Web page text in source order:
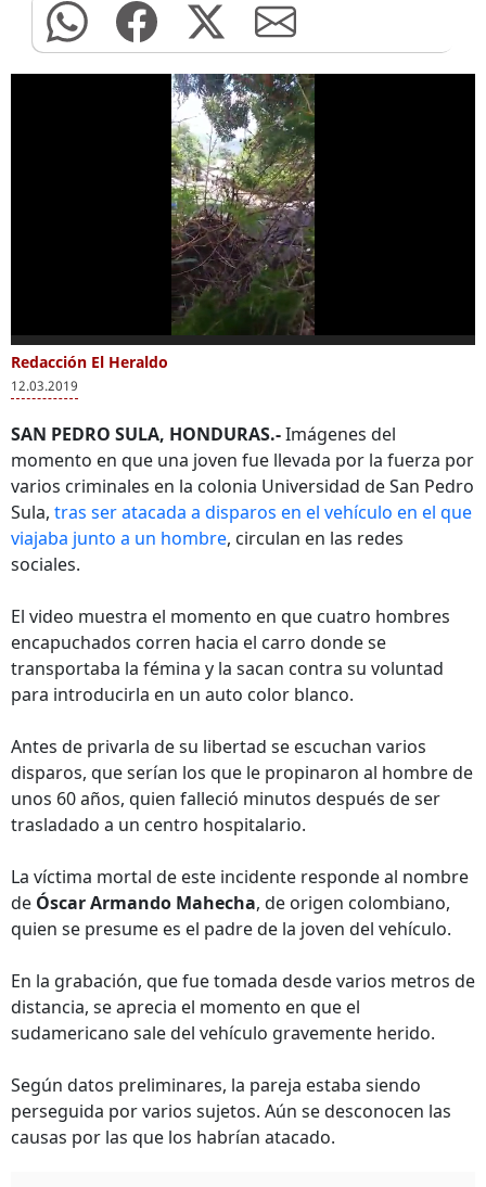
0
seconds
of
0
Más Videos
Accidente en bulevar
del Sur deja una
joven muerta en SPS
Momento en que
cuatro hombres
intentan asaltar un
Redacción El Heraldo
12.03.2019
SAN PEDRO SULA, HONDURAS.-Imágenes del
momento en que una joven fue llevada por la fuerza por
varios criminales en la colonia Universidad de San Pedro
Sula, tras ser atacada a disparos en el vehículo en el que
viajaba junto a un hombre, circulan en las redes
sociales.
El video muestra el momento en que cuatro hombres
encapuchados corren hacia el carro donde se
transportaba la fémina y la sacan contra su voluntad
para introducirla en un auto color blanco.
Antes de privarla de su libertad se escuchan varios
disparos, que serían los que le propinaron al hombre de
unos 60 años, quien falleció minutos después de ser
trasladado a un centro hospitalario.
La víctima mortal de este incidente responde al nombre
de Óscar Armando Mahecha, de origen colombiano,
quien se presume es el padre de la joven del vehículo.
En la grabación, que fue tomada desde varios metros de
distancia, se aprecia el momento en que el
sudamericano sale del vehículo gravemente herido.
Según datos preliminares, la pareja estaba siendo
perseguida por varios sujetos. Aún se desconocen las
causas por las que los habrían atacado.